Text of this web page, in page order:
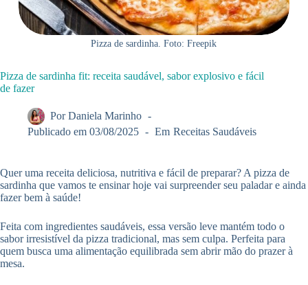
Pizza de sardinha. Foto: Freepik
Pizza de sardinha fit: receita saudável, sabor explosivo e fácil
de fazer
Por Daniela Marinho
Publicado em 03/08/2025 Em Receitas Saudáveis
Quer uma receita deliciosa, nutritiva e fácil de preparar? A pizza de
sardinha que vamos te ensinar hoje vai surpreender seu paladar e ainda
fazer bem à saúde!
Feita com ingredientes saudáveis, essa versão leve mantém todo o
sabor irresistível da pizza tradicional, mas sem culpa. Perfeita para
quem busca uma alimentação equilibrada sem abrir mão do prazer à
mesa.